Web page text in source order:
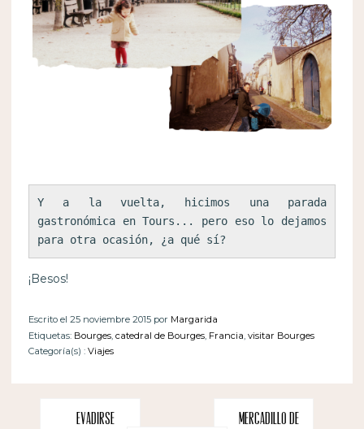
Y a la vuelta, hicimos una parada
gastronómica en Tours... pero eso lo dejamos
para otra ocasión, ¿a qué sí?
¡Besos!
Escrito el 25 noviembre 2015 por Margarida
Etiquetas: Bourges, catedral de Bourges, Francia visitar Bourges
Categoría(s) : Viajes
Evadirse
Mercadillo de